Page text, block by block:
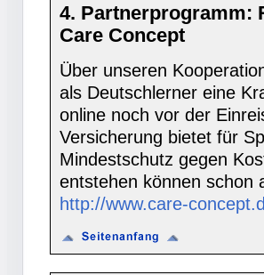
4. Partnerprogramm:
Care Concept
Über unseren
als Deutschlerner eine
online noch vor der
Versicherung bietet für
Mindestschutz gegen
entstehen können schon
http://www.care-